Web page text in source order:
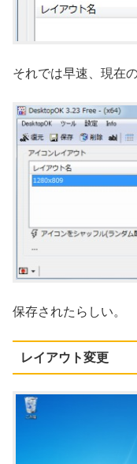
それでは早速、現在
保存されたらしい。
レイアウト変更